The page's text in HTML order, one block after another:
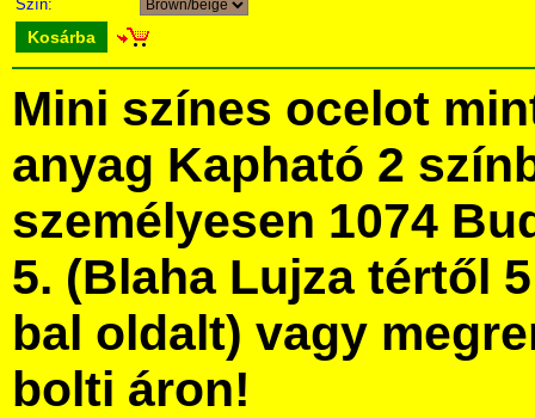
Szín:
Kosárba
Mini színes ocelot
anyag Kapható 2
személyesen 1074
5. (Blaha Lujza tértől
bal oldalt) vagy
bolti áron!